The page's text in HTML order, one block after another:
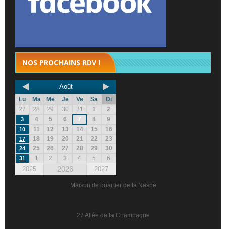
NOS PROCHAINS RDV !
Août
Lu Ma Me Je Ve Sa
Di
27
28 29 30 31 1 2
3 4 5 6 7 8 9
10 11 12 13 14 15 16
17 18 19 20 21 22 23
24 25 26 27 28 29 30
31 1 2 3 4 5 6
2025 2026 2027
Maison de quartier de la Naspe
27 Allée de la Champagne